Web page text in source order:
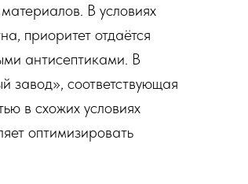
В условиях
приоритет отдаётся
антисептиками. В
завод», соответствующая
в схожих условиях
оптимизировать